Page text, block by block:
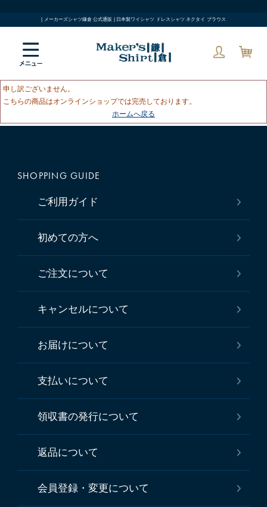
| メーカーズシャツ鎌倉 公式通販 | 日本製ワイシャツ ドレスシャツ ネクタイ ブラウス
申し訳ございません。
こちらの商品はオンラインショップでは完売しております。
ホームへ戻る
SHOPPING GUIDE
ご利用ガイド
初めての方へ
ご注文について
キャンセルについて
お届けについて
支払いについて
領収書の発行について
返品について
会員登録・変更について